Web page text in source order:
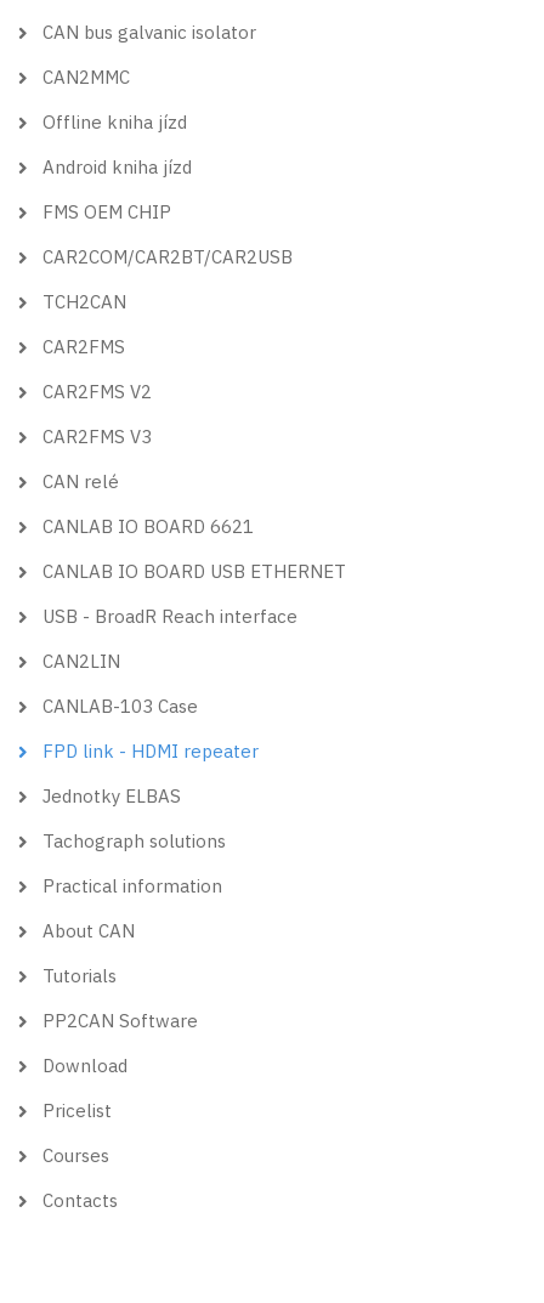
CAN bus galvanic isolator
CAN2MMC
Offline kniha jízd
Android kniha jízd
FMS OEM CHIP
CAR2COM/CAR2BT/CAR2USB
TCH2CAN
CAR2FMS
CAR2FMS V2
CAR2FMS V3
CAN relé
CANLAB IO BOARD 6621
CANLAB IO BOARD USB ETHERNET
USB - BroadR Reach interface
CAN2LIN
CANLAB-103 Case
FPD link - HDMI repeater
Jednotky ELBAS
Tachograph solutions
Practical information
About CAN
Tutorials
PP2CAN Software
Download
Pricelist
Courses
Contacts